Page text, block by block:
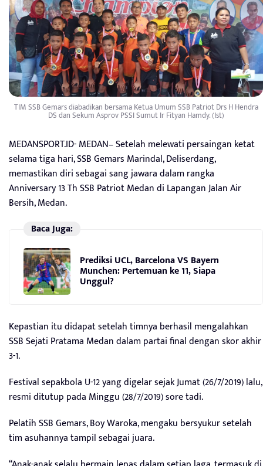
TIM SSB Gemars diabadikan bersama Ketua Umum SSB Patriot Drs H Hendra
DS dan Sekum Asprov PSSI Sumut Ir Fityan Hamdy. (Ist)
MEDANSPORT.ID- MEDAN– Setelah melewati persaingan ketat
selama tiga hari, SSB Gemars Marindal, Deliserdang,
memastikan diri sebagai sang jawara dalam rangka
Anniversary 13 Th SSB Patriot Medan di Lapangan Jalan Air
Bersih, Medan.
Baca Juga:
Prediksi UCL, Barcelona VS Bayern
Munchen: Pertemuan ke 11, Siapa
Unggul?
Kepastian itu didapat setelah timnya berhasil mengalahkan
SSB Sejati Pratama Medan dalam partai final dengan skor akhir
3-1.
Festival sepakbola U-12 yang digelar sejak Jumat (26/7/2019) lalu,
resmi ditutup pada Minggu (28/7/2019) sore tadi.
Pelatih SSB Gemars, Boy Waroka, mengaku bersyukur setelah
tim asuhannya tampil sebagai juara.